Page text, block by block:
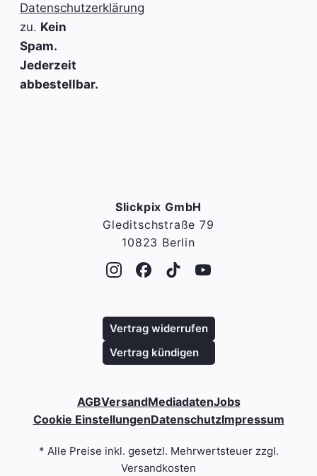
Datenschutzerklärung
zu. Kein
Spam.
Jederzeit
abbestellbar.
Slickpix GmbH
Gleditschstraße 79
10823 Berlin
AGBVersandMediadatenJobs
Cookie EinstellungenDatenschutzImpressum
Vertrag widerrufen
Vertrag kündigen
* Alle Preise inkl. gesetzl. Mehrwertsteuer zzgl.
Versandkosten